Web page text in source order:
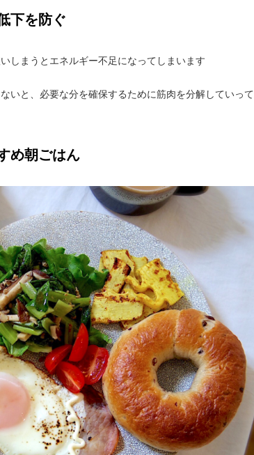
下を防ぐ
しまうとエネルギー不足になってしまいます
いと、必要な分を確保するために筋肉を分解していって
め朝ごはん